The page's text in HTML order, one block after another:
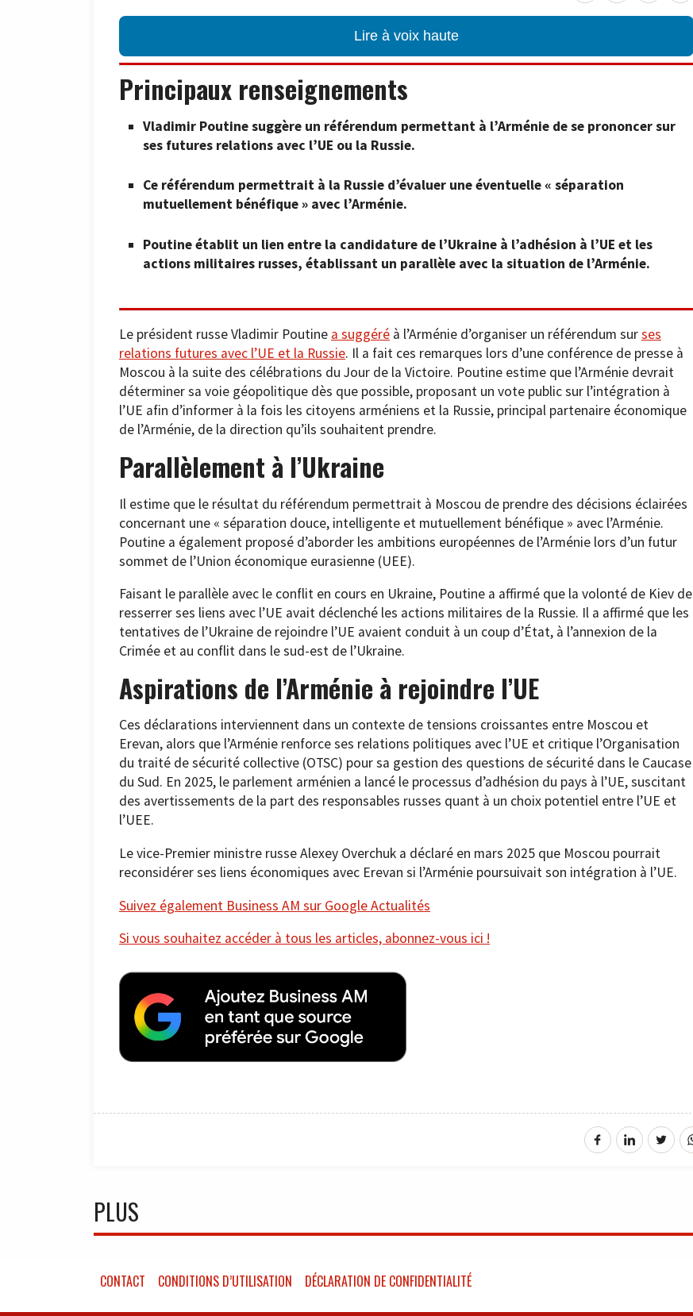
Lire à voix haute
Principaux renseignements
Vladimir Poutine suggère un référendum permettant à l’Arménie de se prononcer sur
ses futures relations avec l’UE ou la Russie.
Ce référendum permettrait à la Russie d’évaluer une éventuelle « séparation
mutuellement bénéfique » avec l’Arménie.
Poutine établit un lien entre la candidature de l’Ukraine à l’adhésion à l’UE et les
actions militaires russes, établissant un parallèle avec la situation de l’Arménie.
Le président russe Vladimir Poutine a suggéré à l’Arménie d’organiser un référendum surses
relations futures avec l’UE et la Russie. Il a fait ces remarques lors d’une conférence de presse à
Moscou à la suite des célébrations du Jour de la Victoire. Poutine estime que l’Arménie devrait
déterminer sa voie géopolitique dès que possible, proposant un vote public sur l’intégration à
l’UE afin d’informer à la fois les citoyens arméniens et la Russie, principal partenaire économique
de l’Arménie, de la direction qu’ils souhaitent prendre.
Parallèlement à l’Ukraine
Il estime que le résultat du référendum permettrait à Moscou de prendre des décisions éclairées
concernant une « séparation douce, intelligente et mutuellement bénéfique » avec l’Arménie.
Poutine a également proposé d’aborder les ambitions européennes de l’Arménie lors d’un futur
sommet de l’Union économique eurasienne (UEE).
Faisant le parallèle avec le conflit en cours en Ukraine, Poutine a affirmé que la volonté de Kiev de
resserrer ses liens avec l’UE avait déclenché les actions militaires de la Russie. Il a affirmé que les
tentatives de l’Ukraine de rejoindre l’UE avaient conduit à un coup d’État, à l’annexion de la
Crimée et au conflit dans le sud-est de l’Ukraine.
Aspirations de l’Arménie à rejoindre l’UE
Ces déclarations interviennent dans un contexte de tensions croissantes entre Moscou et
Erevan, alors que l’Arménie renforce ses relations politiques avec l’UE et critique l’Organisation
du traité de sécurité collective (OTSC) pour sa gestion des questions de sécurité dans le Caucase
du Sud. En 2025, le parlement arménien a lancé le processus d’adhésion du pays à l’UE, suscitant
des avertissements de la part des responsables russes quant à un choix potentiel entre l’UE et
l’UEE.
Le vice-Premier ministre russe Alexey Overchuk a déclaré en mars 2025 que Moscou pourrait
reconsidérer ses liens économiques avec Erevan si l’Arménie poursuivait son intégration à l’UE.
Suivez également Business AM sur Google Actualités
Si vous souhaitez accéder à tous les articles, abonnez-vous ici !
PLUS
CONTACT CONDITIONS D’UTILISATION DÉCLARATION DE CONFIDENTIALITÉ